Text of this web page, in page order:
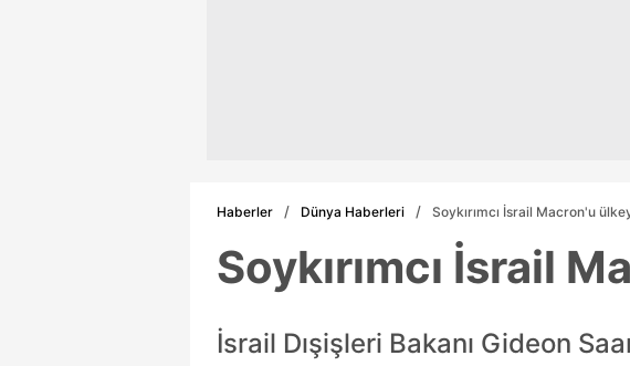
Haberler Dünya Haberleri Soykırımcı İsrail Macron'u
Soykırımcı İsrail
İsrail Dışişleri Bakanı Gideon